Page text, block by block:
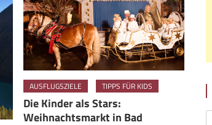
AUSFLUGSZIELE TIPPS FÜR KIDS
Die Kinder als Stars:
Weihnachtsmarkt in Bad